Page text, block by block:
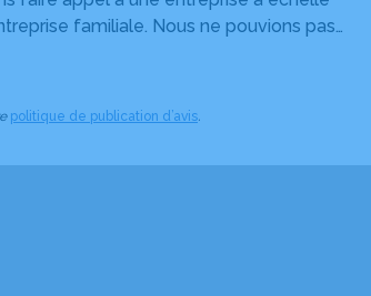
familiale. Nous ne pouvions pas
funéraire. Nous
politique de publication d’avis.